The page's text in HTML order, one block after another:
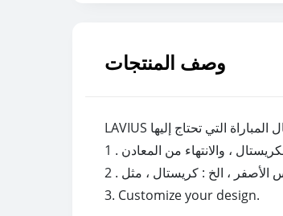
وصف المنتجات
3. Customize your design.